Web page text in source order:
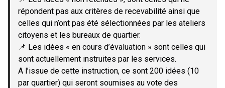
répondent pas aux critères de recevabilité ainsi que
celles qui n’ont pas été sélectionnées par les ateliers
citoyens et les bureaux de quartier.
📌 Les idées « en cours d’évaluation » sont celles qui
sont actuellement instruites par les services.
A l’issue de cette instruction, ce sont 200 idées (10
par quartier) qui seront soumises au vote des